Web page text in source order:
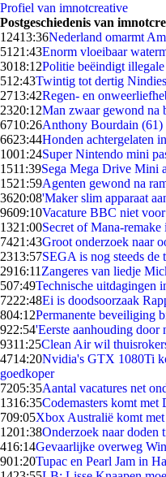
Profiel van imnotcreative
Postgeschiedenis van
12413:36Nederland omarmt
51 21:43Enorm vloeibaar
3018:12Politie beëindigt illegale
512:43Twintig tot dertig
2713:42Regen- en
2320:12Man zwaar gewond na
6710:26Anthony Bourdain (61)
6623:44Honden achtergelaten
1001:24Super Nintendo mini
1511:39Sega Mega Drive Mini
1521:59Agenten gewond na
3620:08'Maker slim apparaat
9609:10Vacature BBC niet
1321:00Secret of Mana-remake
7421:43Groot onderzoek naar
2313:57SEGA is nog steeds de
2916:11 Zangeres van liedje
507:49Technische uitdagingen
7222:48Ei is doodsoorzaak
804:12Permanente beveiliging
922:54'Eerste aanhouding door
9311:25Clean Air wil
4714:20Nvidia's GTX 1080Ti
goedkoper
7205:35Aantal vacatures net
1316:35Codemasters komt met
709:05Xbox Australië komt
1201:38Onderzoek naar doden
416:14Gevaarlijke overweg
901:20Tupac en Pearl Jam in